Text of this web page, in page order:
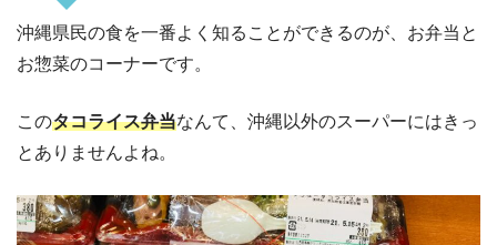
沖縄県民の食を一番よく知ることができるのが、お弁当と
お惣菜のコーナーです。
このタコライス弁当なんて、沖縄以外のスーパーにはきっ
とありませんよね。